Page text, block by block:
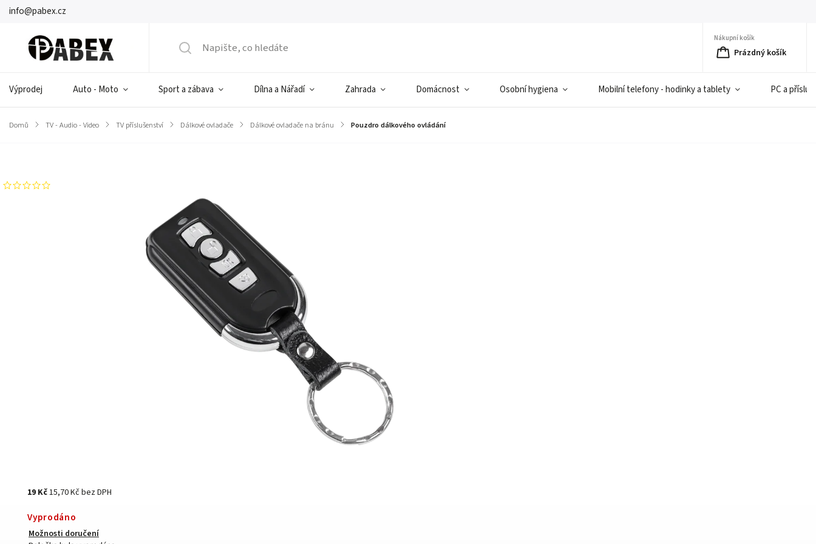
info@pabex.cz
Nákupní košík
Prázdný košík
Výprodej Auto - Moto Sport a zábava Dílna a Nářadí Zahrada Domácnost Osobní hygiena Mobilní telefony - hodinky a tablety PC a
Domů / TV - Audio - Video / TV příslušenství / Dálkové ovladače / Dálkové ovladače na bránu / Pouzdro dálkového ovládání
19 Kč15,70 Kč bez DPH
Vyprodáno
Možnosti doručení